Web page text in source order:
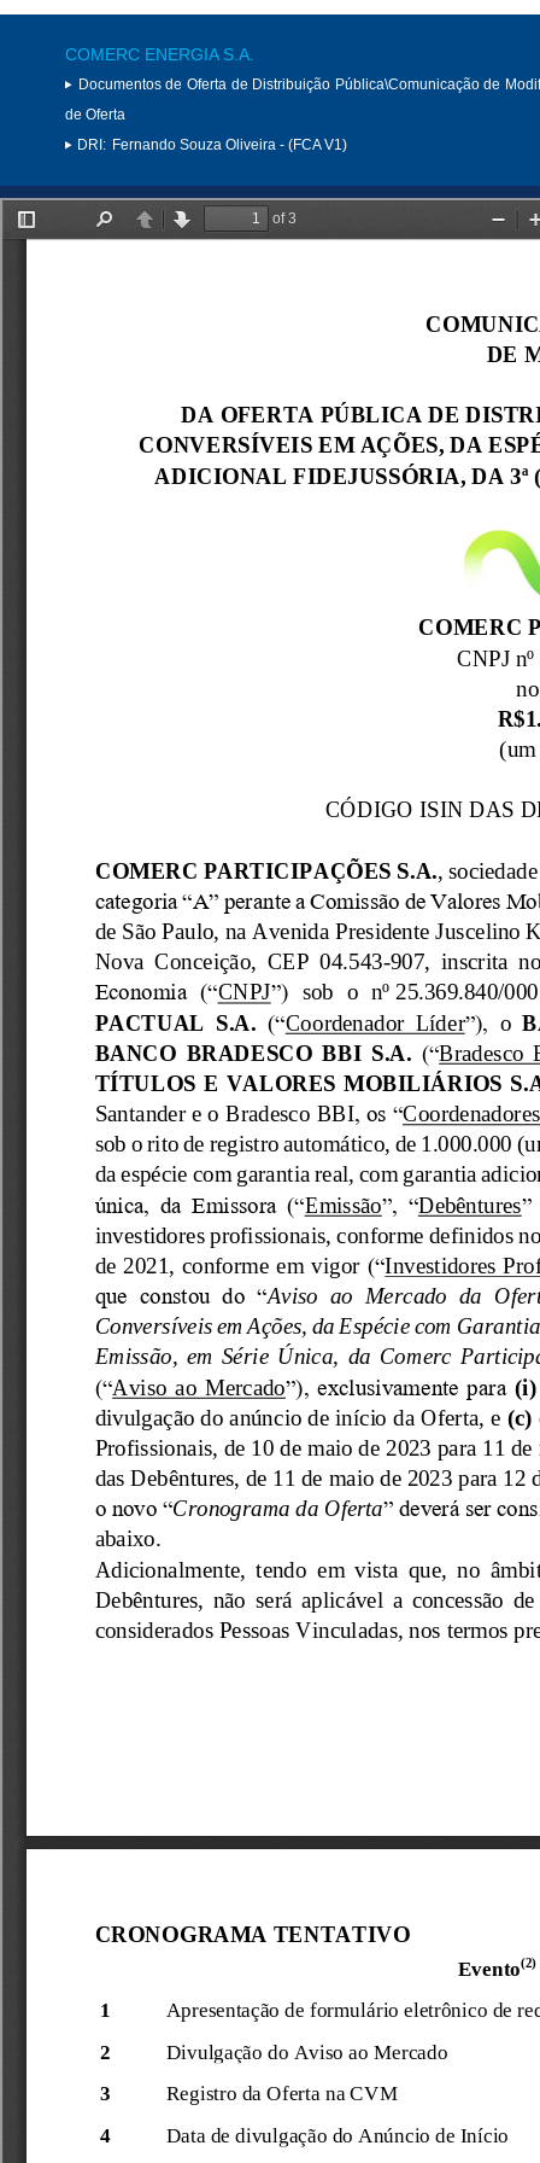
COMERC ENERGIA S.A.
Documentos de Oferta de Distribuição Pública\Comunicação de
de Oferta
DRI: Fernando Souza Oliveira - (FCA V1)